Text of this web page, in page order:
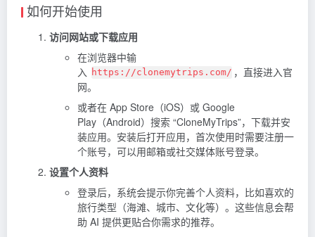
如何开始使用
访问网站或下载应用
在浏览器中输
入
https://clonemytrips.com/ ，直接进入官
网。
或者在 App Store（iOS）或 Google
Play（Android）搜索 “CloneMyTrips”，下载并安
装应用。安装后打开应用，首次使用时需要注册一
个账号，可以用邮箱或社交媒体账号登录。
设置个人资料
登录后，系统会提示你完善个人资料，比如喜欢的
旅行类型（海滩、城市、文化等）。这些信息会帮
助 AI 提供更贴合你需求的推荐。